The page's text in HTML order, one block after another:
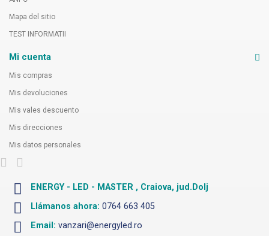
Mapa del sitio
TEST INFORMATII
Mi cuenta
Mis compras
Mis devoluciones
Mis vales descuento
Mis direcciones
Mis datos personales
ENERGY - LED - MASTER , Craiova, jud.Dolj
Llámanos ahora: 0764 663 405
Email: vanzari@energyled.ro